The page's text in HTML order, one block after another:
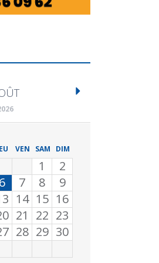
VEN SAM DIM
1
2
6 7 8
9
14 15 16
21 22 23
28 29 30